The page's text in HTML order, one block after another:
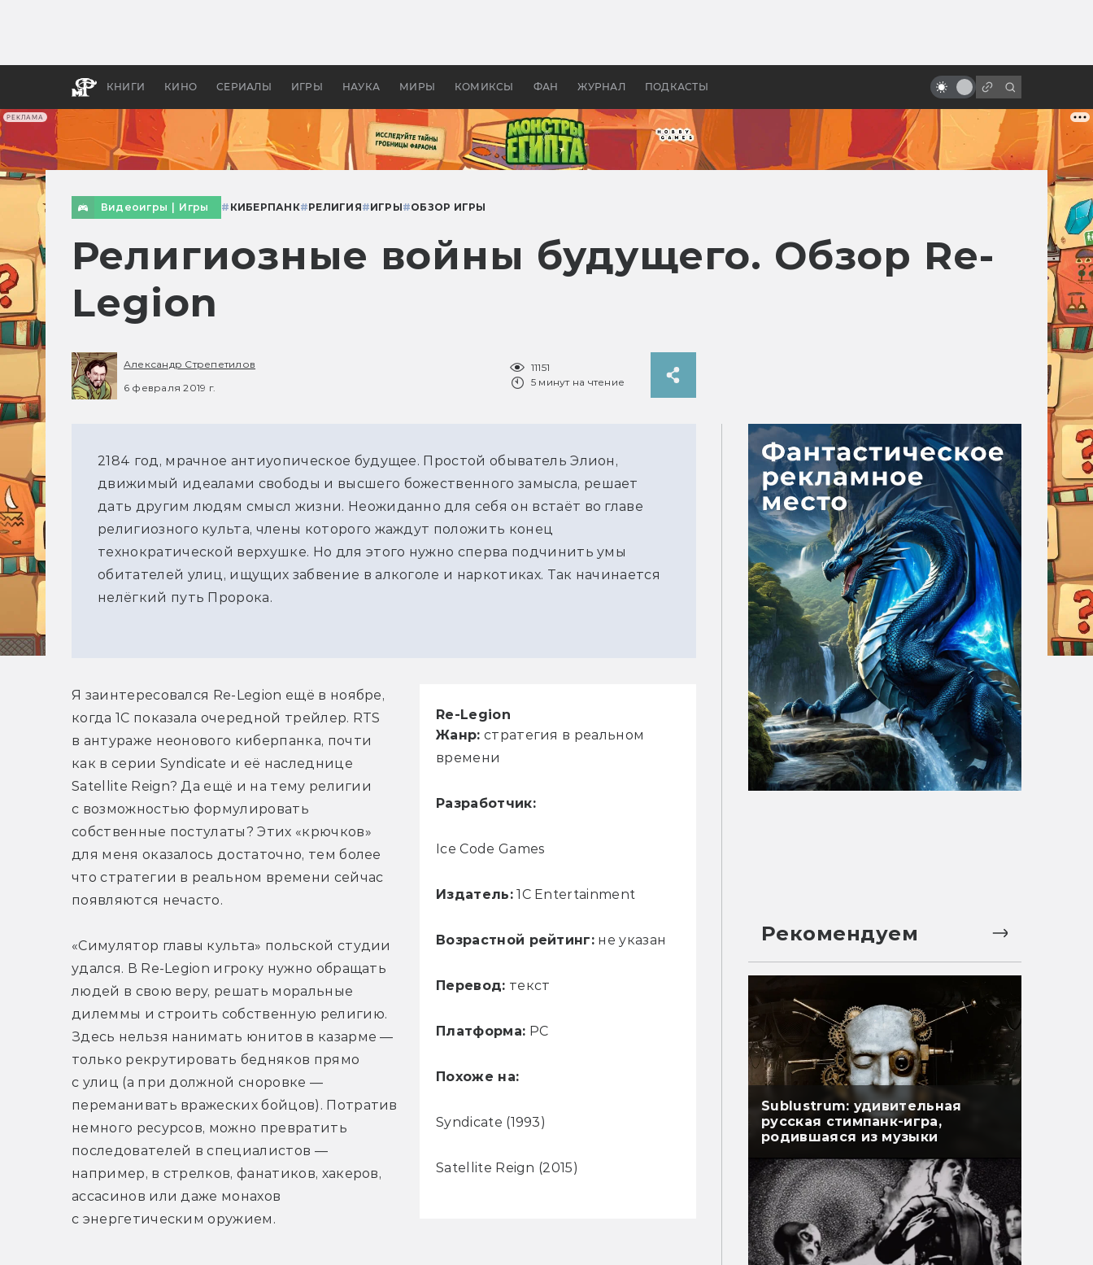
РЕКЛАМА
КНИГИ КИНО СЕРИАЛЫ ИГРЫ НАУКА МИРЫ КОМИКСЫ ФАН ЖУРНАЛ ПОДКАСТЫ
бы «Властелина колец»
Древней Грецией
фильмы от худшего к лучшему
Видеоигры Игры # КИБЕРПАНК#РЕЛИГИЯ#ИГРЫ#ОБЗОР ИГРЫ
Религиозные войны будущего. Обзор Re-
Legion
Александр Стрепетилов
6 февраля 2019 г.
11151
5 минут на чтение
2184 год, мрачное антиуопическое будущее. Простой обыватель Элион,
движимый идеалами свободы и высшего божественного замысла, решает
дать другим людям смысл жизни. Неожиданно для себя он встаёт во главе
религиозного культа, члены которого жаждут положить конец
технократической верхушке. Но для этого нужно сперва подчинить умы
обитателей улиц, ищущих забвение в алкоголе и наркотиках. Так начинается
нелёгкий путь Пророка.
Re-Legion
Жанр: стратегия в реальном
времени
Разработчик:
Ice Code Games
Издатель:1C Entertainment
Возрастной рейтинг: не указан
Перевод: текст
Платформа: PC
Похоже на:
Syndicate (1993)
Satellite Reign (2015)
Я заинтересовался Re-Legion ещё в ноябре,
когда 1С показала очередной трейлер. RTS
в антураже неонового киберпанка, почти
как в серии Syndicate и её наследнице
Satellite Reign? Да ещё и на тему религии
с возможностью формулировать
собственные постулаты? Этих «крючков»
для меня оказалось достаточно, тем более
что стратегии в реальном времени сейчас
появляются нечасто.
«Симулятор главы культа» польской студии
удался. В Re-Legion игроку нужно обращать
людей в свою веру, решать моральные
дилеммы и строить собственную религию.
Здесь нельзя нанимать юнитов в казарме —
только рекрутировать бедняков прямо
с улиц (а при должной сноровке —
переманивать вражеских бойцов). Потратив
немного ресурсов, можно превратить
последователей в специалистов —
например, в стрелков, фанатиков, хакеров,
ассасинов или даже монахов
с энергетическим оружием.
Рекомендуем
Sublustrum: удивительная
русская стимпанк-игра,
родившаяся из музыки